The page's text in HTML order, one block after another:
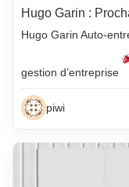
Hugo Garin :
Hugo Garin Auto-
gestion d’entreprise
piwi